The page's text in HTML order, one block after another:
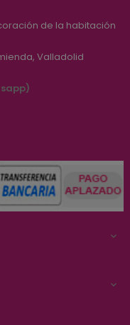
de la habitación
Valladolid

